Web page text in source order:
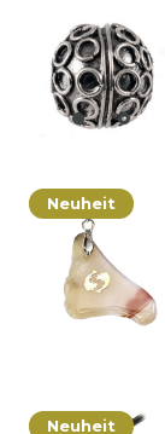
Neuheit
Neuheit